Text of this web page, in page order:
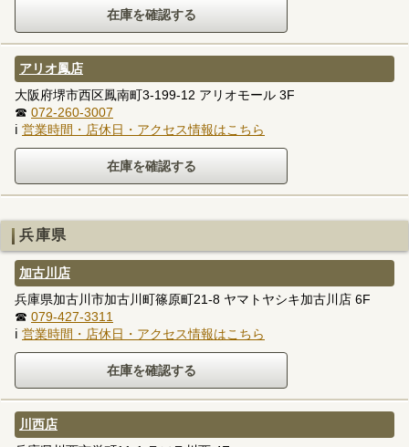
アリオ鳳店
大阪府堺市西区鳳南町3-199-12 アリオモール 3F
☎ 072-260-3007
ℹ 営業時間・店休日・アクセス情報はこちら
兵庫県
加古川店
兵庫県加古川市加古川町篠原町21-8 ヤマトヤシキ加古川店 6F
☎ 079-427-3311
ℹ 営業時間・店休日・アクセス情報はこちら
川西店